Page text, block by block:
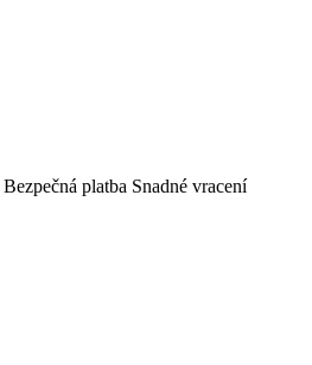
Bezpečná platba Snadné vracení